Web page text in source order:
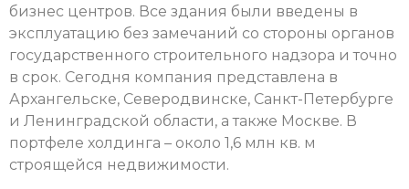
бизнес центров. Все здания были введены в
эксплуатацию без замечаний со стороны органов
государственного строительного надзора и точно
в срок. Сегодня компания представлена в
Архангельске, Северодвинске, Санкт-Петербурге
и Ленинградской области, а также Москве. В
портфеле холдинга – около 1,6 млн кв. м
строящейся недвижимости.